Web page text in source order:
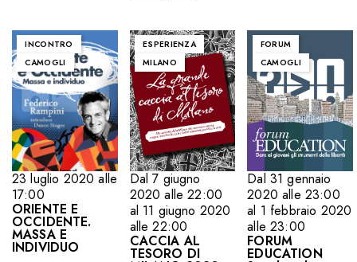
23 luglio 2020 alle
17:00
ORIENTE E
OCCIDENTE.
MASSA E
INDIVIDUO
INCONTRO
CAMOGLI
Dal 7 giugno
2020 alle 22:00
al 11 giugno 2020
alle 22:00
CACCIA AL
TESORO DI
ESPERIENZA
MILANO
Dal 31 gennaio
2020 alle 23:00
al 1 febbraio 2020
alle 23:00
FORUM
EDUCATION
FORUM
CAMOGLI